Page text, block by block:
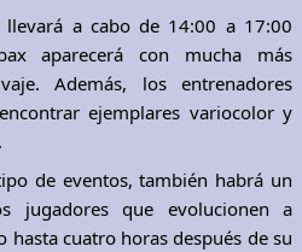
a cabo de 14:00 a 17:00
aparecerá con mucha más
Además, los entrenadores
ejemplares variocolor y
de eventos, también habrá un
jugadores que evolucionen a
cuatro horas después de su